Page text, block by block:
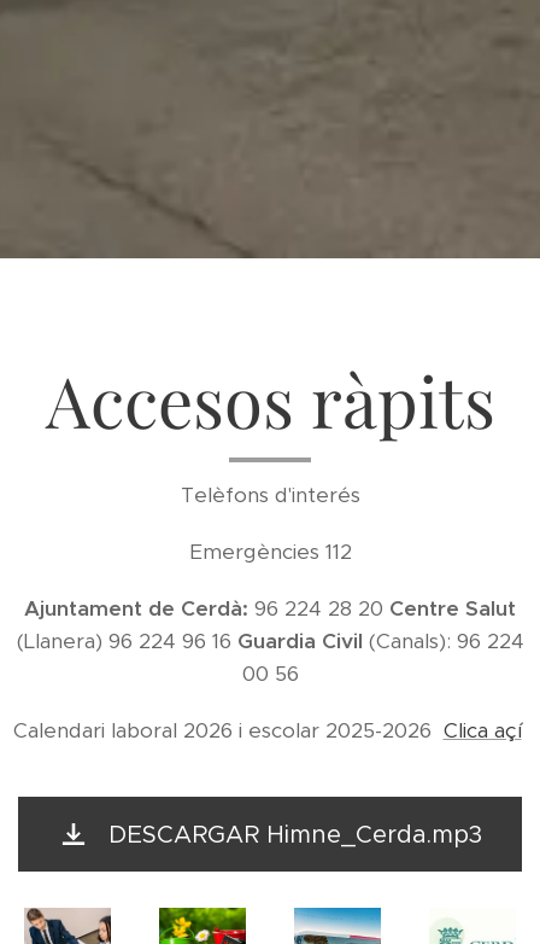
Accesos ràpits
Telèfons d'interés
Emergències 112
Ajuntament de Cerdà: 96 224 28 20 Centre Salut
(Llanera) 96 224 96 16 Guardia Civil (Canals): 96 224
00 56
Calendari laboral 2026 i escolar 2025-2026 Clica açí
DESCARGAR Himne_Cerda.mp3